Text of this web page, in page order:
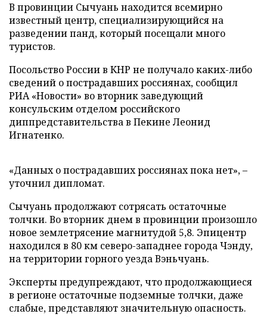
В провинции Сычуань находится всемирно
известный центр, специализирующийся на
разведении панд, который посещали много
туристов.
Посольство России в КНР не получало каких-либо
сведений о пострадавших россиянах, сообщил
РИА «Новости» во вторник заведующий
консульским отделом российского
диппредставительства в Пекине Леонид
Игнатенко.
«Данных о пострадавших россиянах пока нет», –
уточнил дипломат.
Сычуань продолжают сотрясать остаточные
толчки. Во вторник днем в провинции произошло
новое землетрясение магнитудой 5,8. Эпицентр
находился в 80 км северо-западнее города Чэнду,
на территории горного уезда Вэньчуань.
Эксперты предупреждают, что продолжающиеся
в регионе остаточные подземные толчки, даже
слабые, представляют значительную опасность.